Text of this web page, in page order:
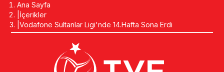
Ana Sayfa
İçerikler
Vodafone Sultanlar Ligi'nde 14.Hafta Sona Erdi